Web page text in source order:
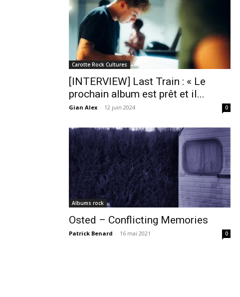
Carotte Rock Cultures
[INTERVIEW] Last Train : « Le
prochain album est prêt et il...
Gian Alex - 12 juin 2024 0
Albums rock
Osted – Conflicting Memories
Patrick Benard - 16 mai 2021 0